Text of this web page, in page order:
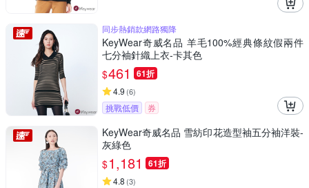
同步熱銷款網路獨降
KeyWear奇威名品 羊毛100%經典條紋假兩件
七分袖針織上衣-卡其色
$461 61折
4.9 (6)
挑戰低價 券
KeyWear奇威名品 雪紡印花造型袖五分袖洋裝-
灰綠色
$1,181 61折
4.8 (3)